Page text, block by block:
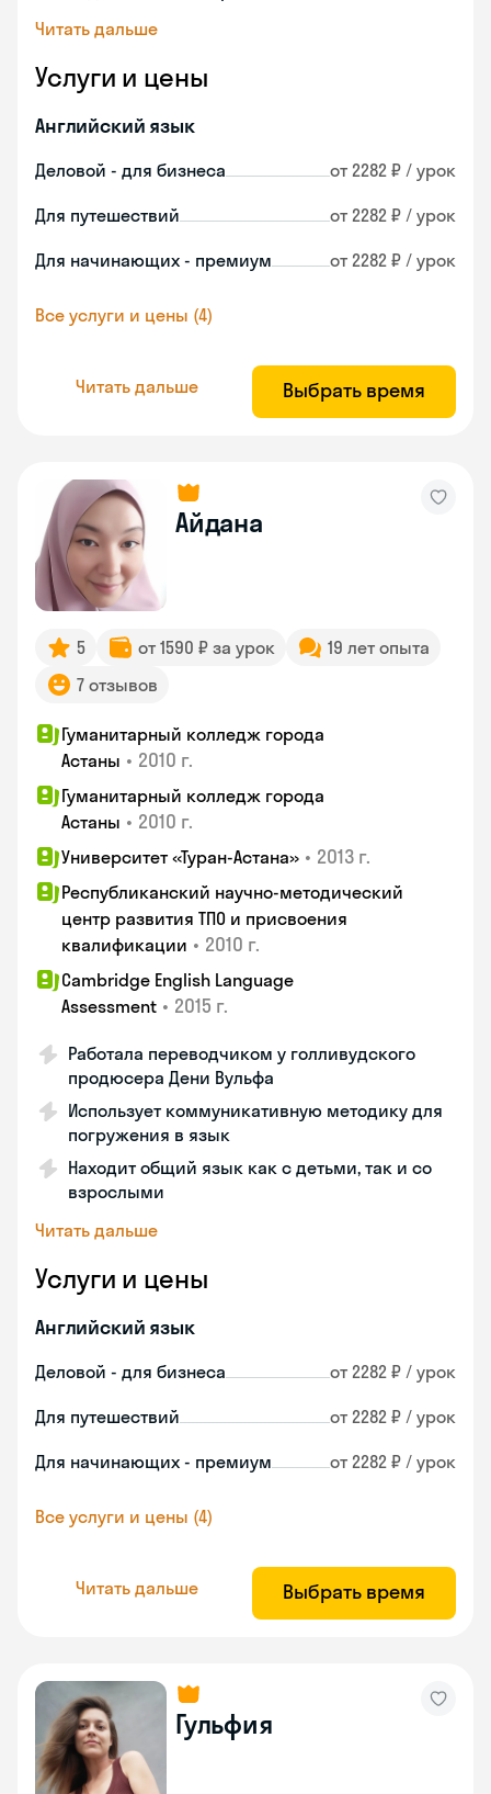
Читать дальше
Услуги и цены
Английский язык
Деловой - для бизнеса от 2282 ₽ / урок
Для путешествий от 2282 ₽ / урок
Для начинающих - премиум от 2282 ₽ / урок
Все услуги и цены (4)
Читать дальше Выбрать время
Айдана
5 от 1590 ₽ за урок
19 лет опыта
7 отзывов
Гуманитарный колледж города
Астаны • 2010 г.
Гуманитарный колледж города
Астаны • 2010 г.
Университет «Туран-Астана» • 2013 г.
Республиканский научно-методический
центр развития ТПО и присвоения
квалификации • 2010 г.
Cambridge English Language
Assessment • 2015 г.
Работала переводчиком у голливудского
продюсера Дени Вульфа
Использует коммуникативную методику для
погружения в язык
Находит общий язык как с детьми, так и со
взрослыми
Читать дальше
Услуги и цены
Английский язык
Деловой - для бизнеса от 2282 ₽ / урок
Для путешествий от 2282 ₽ / урок
Для начинающих - премиум от 2282 ₽ / урок
Все услуги и цены (4)
Читать дальше Выбрать время
Гульфия